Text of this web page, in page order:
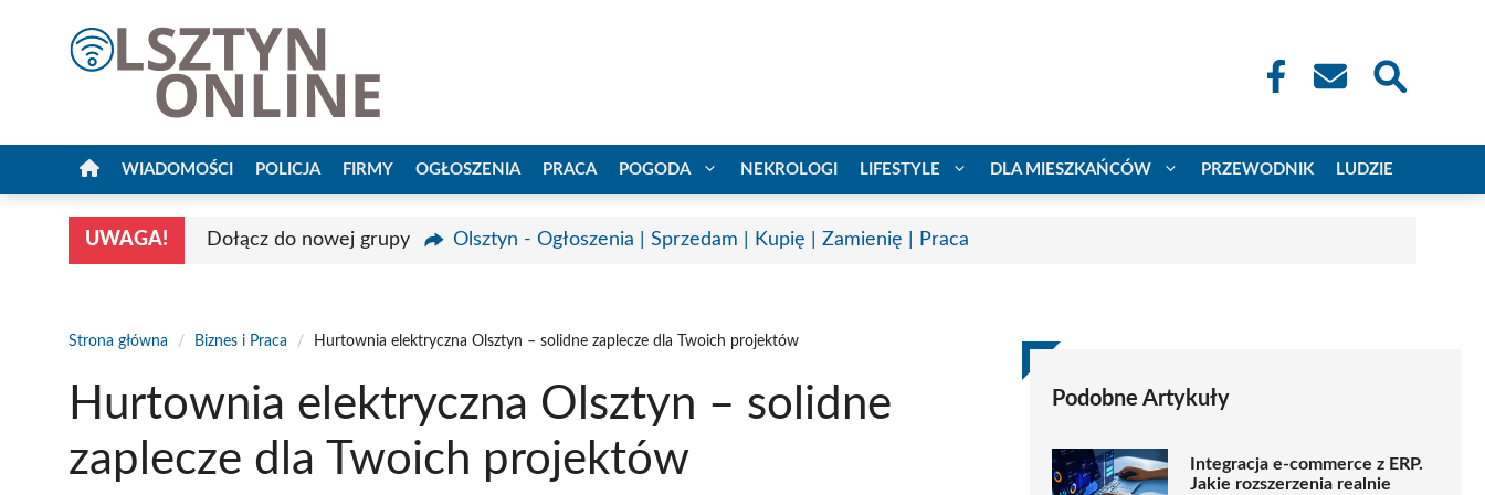
WIADOMOŚCI POLICJA FIRMY OGŁOSZENIA PRACA POGODA NEKROLOGI LIFESTYLE DLA MIESZKAŃCÓW PRZEWODNIK LUDZIE
UWAGA! Dołącz do nowej grupy Olsztyn - Ogłoszenia | Sprzedam | Kupię | Zamienię | Praca
Strona główna / Biznes i Praca / Hurtownia elektryczna Olsztyn – solidne zaplecze dla Twoich projektów
Hurtownia elektryczna Olsztyn – solidne
zaplecze dla Twoich projektów
Podobne Artykuły
Integracja e-commerce z ERP.
Jakie rozszerzenia realnie